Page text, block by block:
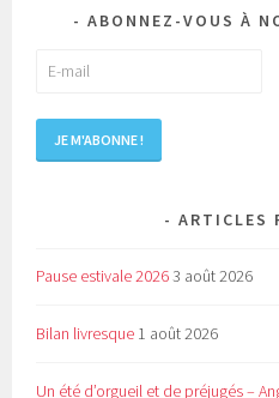
ABONNEZ-VOUS À
ARTICLES
Pause estivale 20263 août 2026
Bilan livresque 1 août 2026
Un été d’orgueil et de préjugés –